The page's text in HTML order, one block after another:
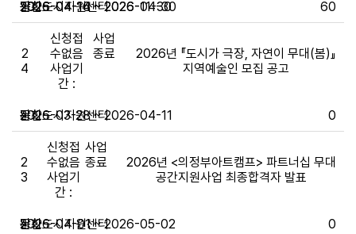
문화도시지원센터
장찬
2026-04-16 ~ 2026-04-30
2026-04-14 ~ 2026-11-30 60
2
4
신청접
수없음
사업기
간 :
사업
종료
2026년 『도시가 극장, 자연이 무대(봄)』
지역예술인 모집 공고
문화도시지원센터
장찬
~
2026-03-28 ~ 2026-04-11 0
2
3
신청접
수없음
사업기
간 :
사업
종료
2026년 <의정부아트캠프> 파트너십 무대
공간지원사업 최종합격자 발표
문화도시지원센터
장찬
~
2026-04-01 ~ 2026-05-02
0